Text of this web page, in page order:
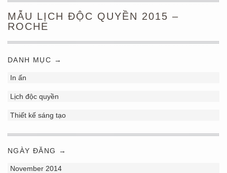
MẪU LỊCH ĐỘC QUYỀN 2015 –
ROCHE
DANH MỤC →
In ấn
Lịch độc quyền
Thiết kế sáng tạo
NGÀY ĐĂNG →
November 2014